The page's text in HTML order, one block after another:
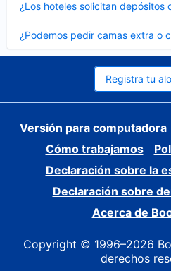
¿Los hoteles solicitan depósitos
cerrado
¿Podemos pedir camas extra o
cerrado
Registra tu
Versión para computadora
Cómo trabajamos
Declaración sobre la
Declaración sobre
Acerca de
Copyright © 1996–2026
derechos